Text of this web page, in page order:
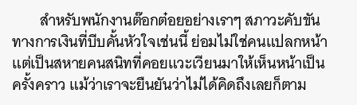
สำหรับพนักงานต๊อกต๋อยอย่างเราๆ สภาวะคับขัน
ทางการเงินที่บีบคั้นหัวใจเช่นนี้ ย่อมไม่ใช่คนแปลกหน้า
แต่เป็นสหายคนสนิทที่คอยแวะเวียนมาให้เห็นหน้าเป็น
ครั้งคราว แม้ว่าเราจะยืนยันว่าไม่ได้คิดถึงเลยก็ตาม